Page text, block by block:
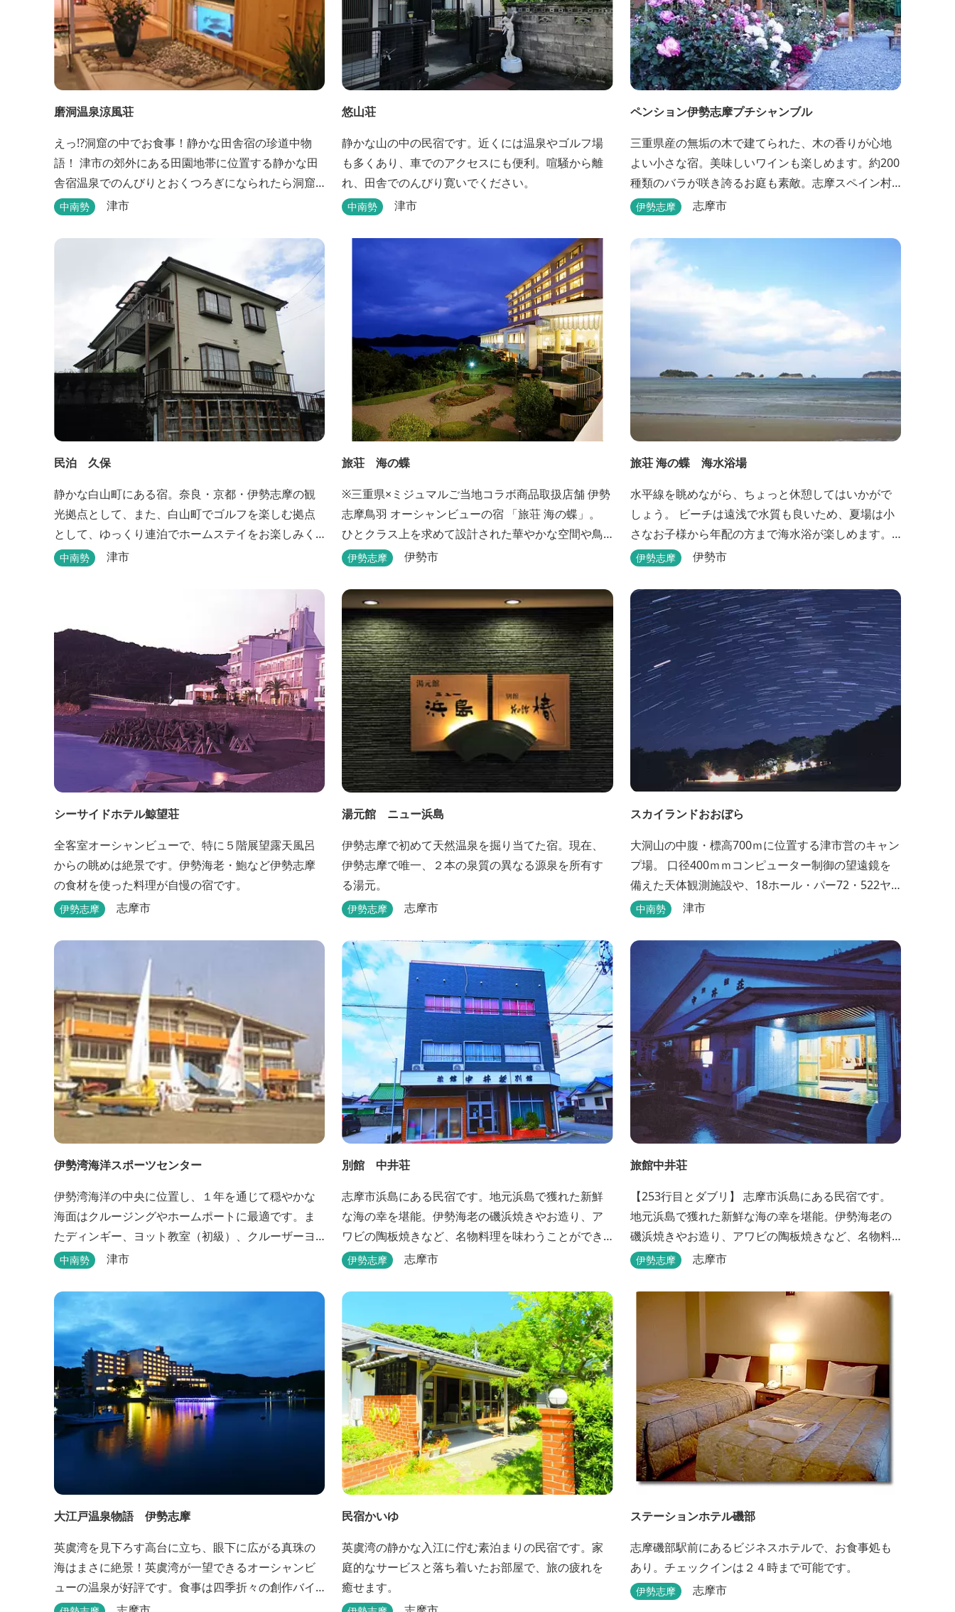
磨洞温泉涼風荘
えっ!?洞窟の中でお食事！静かな田舎宿の珍道中物
語！ 津市の郊外にある田園地帯に位置する静かな田
舎宿温泉でのんびりとおくつろぎになられたら洞窟
を利用したお座敷で、伊勢湾の海の幸や松阪肉を山
後の天然空調、お客様を不思議な空間にご案内！ ご
宴会には、大広間で和食会席、日帰り入浴＆お食事
ＯＫ。 温泉は、津に来て津の湯をお楽しみいただけ
ます。「白...
中南勢 津市
悠山荘
静かな山の中の民宿です。近くには温泉やゴルフ場
も多くあり、車でのアクセスにも便利。喧騒から離
れ、田舎でのんびり寛いでください。
中南勢 津市
ペンション伊勢志摩プチシャンブル
三重県産の無垢の木で建てられた、木の香りが心地
よい小さな宿。美味しいワインも楽しめます。約200
種類のバラが咲き誇るお庭も素敵。志摩スペイン村
へ約6キロと観光にも便利です。
伊勢志摩 志摩市
民泊 久保
静かな白山町にある宿。奈良・京都・伊勢志摩の観
光拠点として、また、白山町でゴルフを楽しむ拠点
として、ゆっくり連泊でホームステイをお楽しみく
ださい。
中南勢 津市
旅荘 海の蝶
※三重県×ミジュマルご当地コラボ商品取扱店舗 伊勢
志摩鳥羽 オーシャンビューの宿 「旅荘 海の蝶」。
ひとクラス上を求めて設計された華やかな空間や鳥
羽随一の景観など、上質な美味とおもてなしをお約
し下さいませ。
伊勢志摩 伊勢市
旅荘 海の蝶 海水浴場
水平線を眺めながら、ちょっと休憩してはいかがで
しょう。 ビーチは遠浅で水質も良いため、夏場は小
さなお子様から年配の方まで海水浴が楽しめます。
三重県おすすめ海水浴場ビーチ特集はこちら🏖三重
伊勢志摩 伊勢市
シーサイドホテル鯨望荘
全客室オーシャンビューで、特に５階展望露天風呂
からの眺めは絶景です。伊勢海老・鮑など伊勢志摩
の食材を使った料理が自慢の宿です。
伊勢志摩 志摩市
湯元館 ニュー浜島
伊勢志摩で初めて天然温泉を掘り当てた宿。現在、
伊勢志摩で唯一、２本の泉質の異なる源泉を所有す
る湯元。
伊勢志摩 志摩市
スカイランドおおぼら
大洞山の中腹・標高700ｍに位置する津市営のキャン
プ場。 口径400ｍｍコンピューター制御の望遠鏡を
備えた天体観測施設や、18ホール・パー72・522ヤ
ードのパターゴルフ場があります。
中南勢 津市
伊勢湾海洋スポーツセンター
伊勢湾海洋の中央に位置し、１年を通じて穏やかな
海面はクルージングやホームポートに最適です。ま
たディンギー、ヨット教室（初級）、クルーザーヨ
ット教室、それに四級ボート免許教室などが開催さ
中南勢 津市
別館 中井荘
志摩市浜島にある民宿です。地元浜島で獲れた新鮮
な海の幸を堪能。伊勢海老の磯浜焼きやお造り、ア
ワビの陶板焼きなど、名物料理を味わうことができ
ます。
伊勢志摩 志摩市
旅館中井荘
【253行目とダブリ】 志摩市浜島にある民宿です。
地元浜島で獲れた新鮮な海の幸を堪能。伊勢海老の
磯浜焼きやお造り、アワビの陶板焼きなど、名物料
理を味わうことができます。
伊勢志摩 志摩市
大江戸温泉物語 伊勢志摩
英虞湾を見下ろす高台に立ち、眼下に広がる真珠の
海はまさに絶景！英虞湾が一望できるオーシャンビ
ューの温泉が好評です。食事は四季折々の創作バイ
キングが楽しめます。 英虞湾のかご漁を体験できる
民宿かいゆ
英虞湾の静かな入江に佇む素泊まりの民宿です。家
庭的なサービスと落ち着いたお部屋で、旅の疲れを
癒せます。
ステーションホテル磯部
志摩磯部駅前にあるビジネスホテルで、お食事処も
あり。チェックインは２４時まで可能です。
伊勢志摩 志摩市